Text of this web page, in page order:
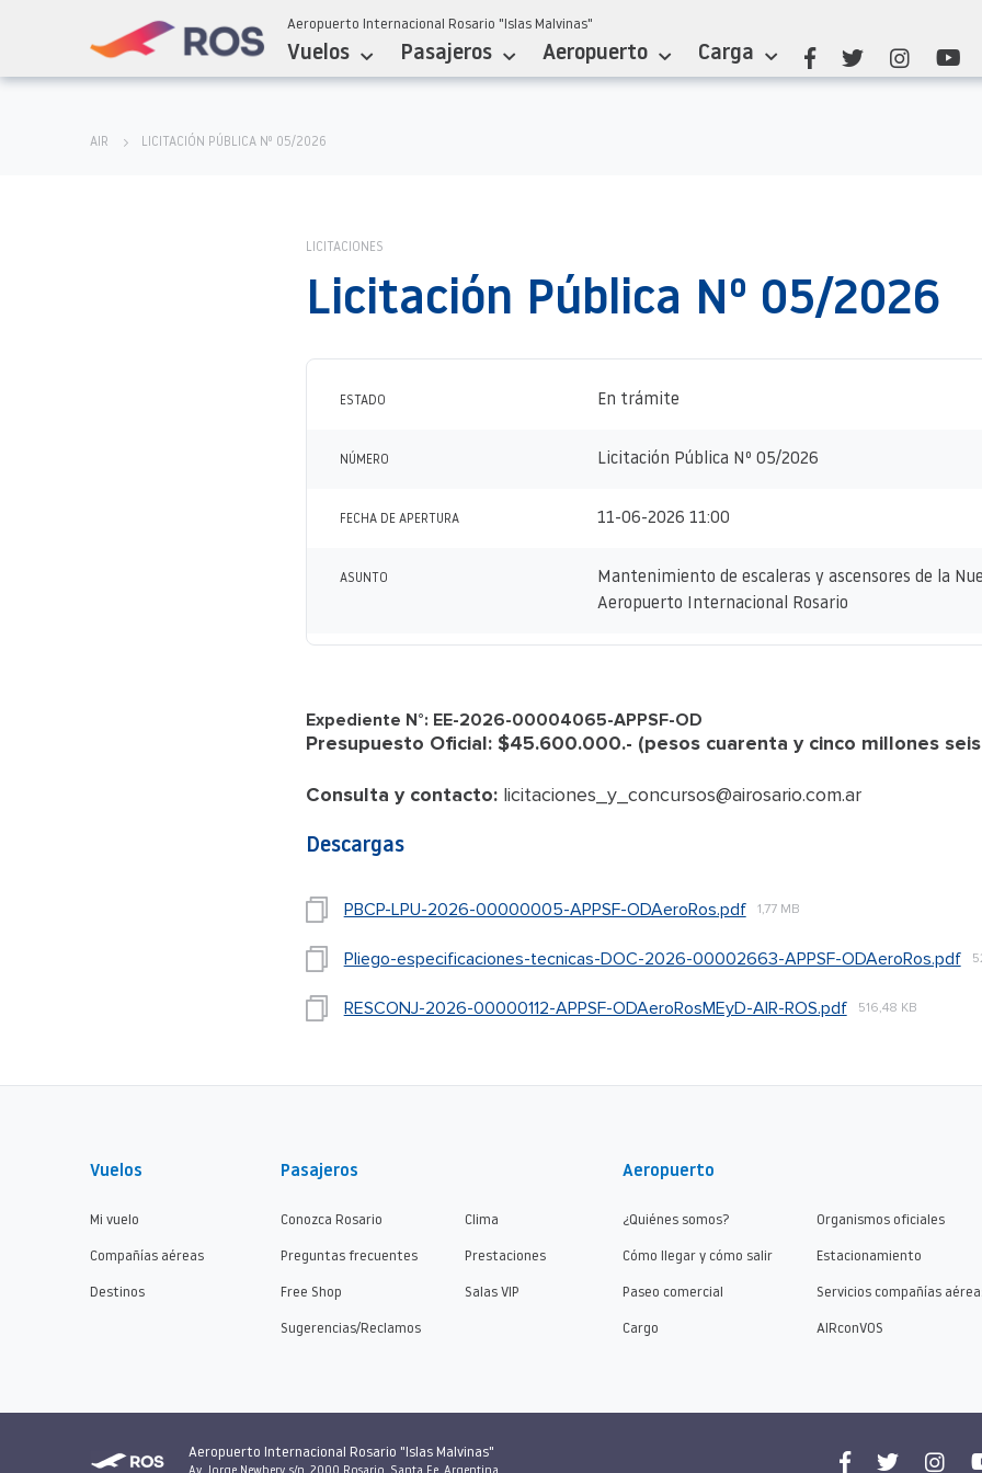
Aeropuerto Internacional Rosario "Islas Malvinas"
Vuelos Pasajeros Aeropuerto Carga
AIR LICITACIÓN PÚBLICA Nº 05/2026
LICITACIONES
Licitación Pública Nº 05/2026
ESTADO En trámite
NÚMERO Licitación Pública Nº 05/2026
FECHA DE APERTURA 11-06-2026 11:00
ASUNTO
Mantenimiento de escaleras y ascensores de la
Aeropuerto Internacional Rosario
Expediente N°: EE-2026-00004065-APPSF-OD
Presupuesto Oficial: $45.600.000.- (pesos cuarenta y cinco millones
Consulta y contacto:licitaciones_y_concursos@airosario.com.ar
Descargas
PBCP-LPU-2026-00000005-APPSF-ODAeroRos.pdf 1,77 MB
Pliego-especificaciones-tecnicas-DOC-2026-00002663-APPSF-ODAeroRos.pdf
RESCONJ-2026-00000112-APPSF-ODAeroRosMEyD-AIR-ROS.pdf 516,48 KB
Vuelos
Mi vuelo
Compañías aéreas
Destinos
Pasajeros
Conozca Rosario Clima
Preguntas frecuentes Prestaciones
Free Shop Salas VIP
Sugerencias/Reclamos
Aeropuerto
¿Quiénes somos? Organismos oficiales
Cómo llegar y cómo salir Estacionamiento
Paseo comercial Servicios compañías
Cargo AIRconVOS
Aeropuerto Internacional Rosario "Islas Malvinas"